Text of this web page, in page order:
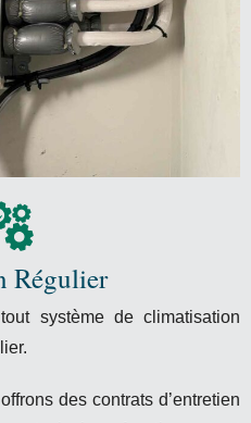
Régulier
système de climatisation
des contrats d’entretien